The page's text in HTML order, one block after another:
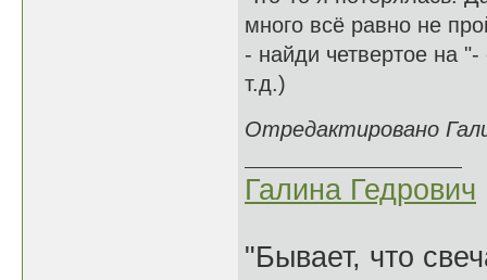
много всё равно не
- найди четвертое на "-
т.д.)
Отредактировано
Галина Гедрович
"Бывает, что